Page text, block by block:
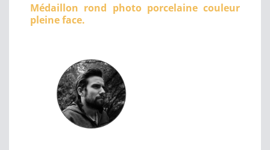
Médaillon rond photo porcelaine couleur
pleine face.